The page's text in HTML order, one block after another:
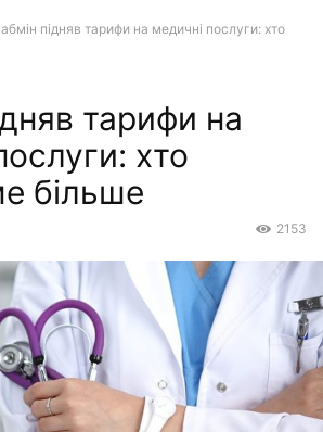
підняв тарифи на медичні послуги: хто
тарифи на
хто
більше
2153